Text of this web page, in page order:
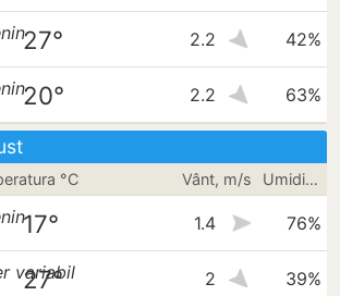
27° 2.2 42%
20° 2.2 63%
°C Vânt, m/s Umiditate
17° 1.4 76%
27° 2 39%